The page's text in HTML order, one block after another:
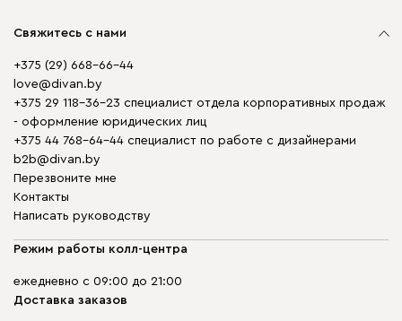
Свяжитесь с нами
+375 (29) 668-66-44
love@divan.by
+375 29 118-36-23 специалист отдела корпоративных продаж
- оформление юридических лиц
+375 44 768-64-44 специалист по работе с дизайнерами
b2b@divan.by
Перезвоните мне
Контакты
Написать руководству
Режим работы колл-центра
ежедневно с 09:00 до 21:00
Доставка заказов